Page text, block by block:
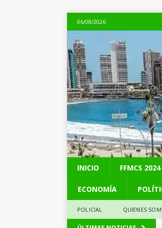
06/08/2026
INICIO FFMCS 2024
ECONOMÍA
POLICIAL QUIENES